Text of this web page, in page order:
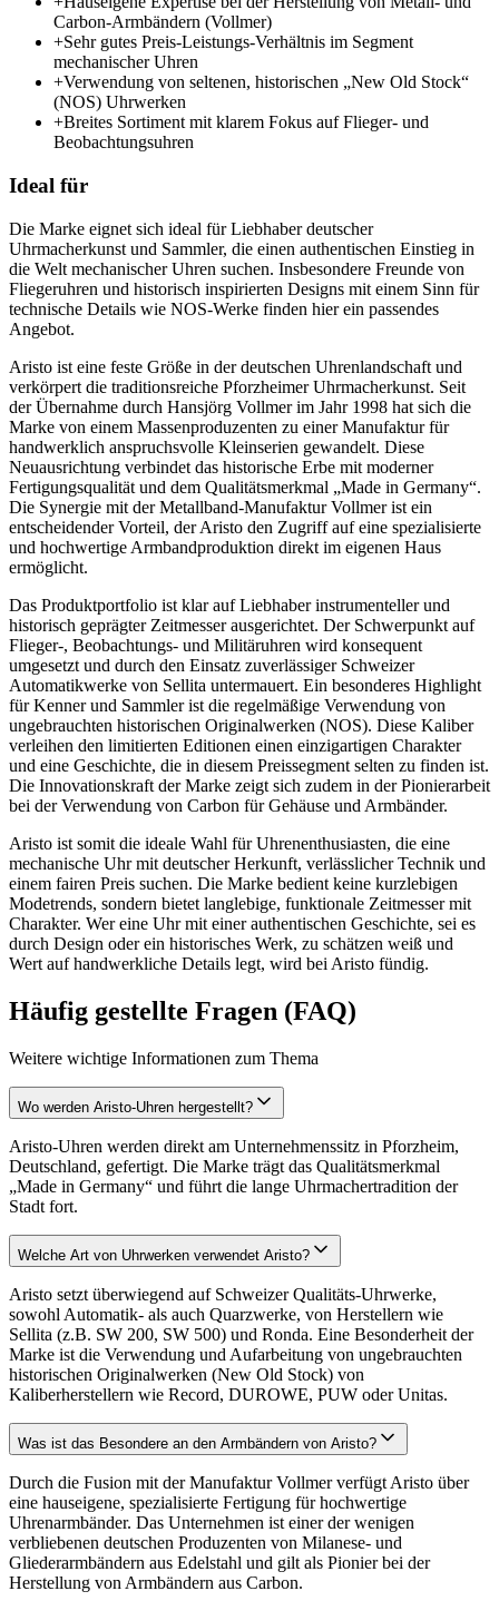
Carbon-Armbändern (Vollmer)
+Sehr gutes Preis-Leistungs-Verhältnis im Segment
mechanischer Uhren
+Verwendung von seltenen, historischen „New Old Stock“
(NOS) Uhrwerken
+Breites Sortiment mit klarem Fokus auf Flieger- und
Beobachtungsuhren
Ideal für
Die Marke eignet sich ideal für Liebhaber deutscher
Uhrmacherkunst und Sammler, die einen authentischen Einstieg in
die Welt mechanischer Uhren suchen. Insbesondere Freunde von
Fliegeruhren und historisch inspirierten Designs mit einem Sinn für
technische Details wie NOS-Werke finden hier ein passendes
Angebot.
Aristo ist eine feste Größe in der deutschen Uhrenlandschaft und
verkörpert die traditionsreiche Pforzheimer Uhrmacherkunst. Seit
der Übernahme durch Hansjörg Vollmer im Jahr 1998 hat sich die
Marke von einem Massenproduzenten zu einer Manufaktur für
handwerklich anspruchsvolle Kleinserien gewandelt. Diese
Neuausrichtung verbindet das historische Erbe mit moderner
Fertigungsqualität und dem Qualitätsmerkmal „Made in Germany“.
Die Synergie mit der Metallband-Manufaktur Vollmer ist ein
entscheidender Vorteil, der Aristo den Zugriff auf eine spezialisierte
und hochwertige Armbandproduktion direkt im eigenen Haus
ermöglicht.
Das Produktportfolio ist klar auf Liebhaber instrumenteller und
historisch geprägter Zeitmesser ausgerichtet. Der Schwerpunkt auf
Flieger-, Beobachtungs- und Militäruhren wird konsequent
umgesetzt und durch den Einsatz zuverlässiger Schweizer
Automatikwerke von Sellita untermauert. Ein besonderes Highlight
für Kenner und Sammler ist die regelmäßige Verwendung von
ungebrauchten historischen Originalwerken (NOS). Diese Kaliber
verleihen den limitierten Editionen einen einzigartigen Charakter
und eine Geschichte, die in diesem Preissegment selten zu finden ist.
Die Innovationskraft der Marke zeigt sich zudem in der Pionierarbeit
bei der Verwendung von Carbon für Gehäuse und Armbänder.
Aristo ist somit die ideale Wahl für Uhrenenthusiasten, die eine
mechanische Uhr mit deutscher Herkunft, verlässlicher Technik und
einem fairen Preis suchen. Die Marke bedient keine kurzlebigen
Modetrends, sondern bietet langlebige, funktionale Zeitmesser mit
Charakter. Wer eine Uhr mit einer authentischen Geschichte, sei es
durch Design oder ein historisches Werk, zu schätzen weiß und
Wert auf handwerkliche Details legt, wird bei Aristo fündig.
Häufig gestellte Fragen (FAQ)
Weitere wichtige Informationen zum Thema
Wo werden Aristo-Uhren hergestellt?
Aristo-Uhren werden direkt am Unternehmenssitz in Pforzheim,
Deutschland, gefertigt. Die Marke trägt das Qualitätsmerkmal
„Made in Germany“ und führt die lange Uhrmachertradition der
Stadt fort.
Welche Art von Uhrwerken verwendet Aristo?
Aristo setzt überwiegend auf Schweizer Qualitäts-Uhrwerke,
sowohl Automatik- als auch Quarzwerke, von Herstellern wie
Sellita (z.B. SW 200, SW 500) und Ronda. Eine Besonderheit der
Marke ist die Verwendung und Aufarbeitung von ungebrauchten
historischen Originalwerken (New Old Stock) von
Kaliberherstellern wie Record, DUROWE, PUW oder Unitas.
Was ist das Besondere an den Armbändern von Aristo?
Durch die Fusion mit der Manufaktur Vollmer verfügt Aristo über
eine hauseigene, spezialisierte Fertigung für hochwertige
Uhrenarmbänder. Das Unternehmen ist einer der wenigen
verbliebenen deutschen Produzenten von Milanese- und
Gliederarmbändern aus Edelstahl und gilt als Pionier bei der
Herstellung von Armbändern aus Carbon.